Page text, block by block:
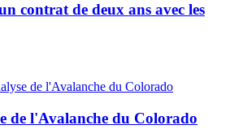
contrat de deux ans avec les
de l'Avalanche du Colorado